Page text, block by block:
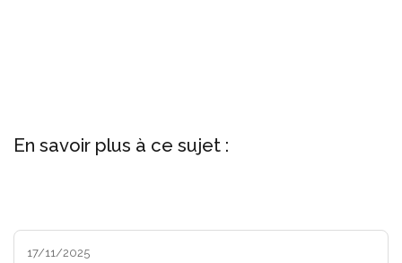
En savoir plus à ce sujet :
17/11/2025